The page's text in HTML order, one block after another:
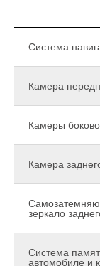
Система
Камера
Камеры
Камера
зеркало
Система
автомобиле и